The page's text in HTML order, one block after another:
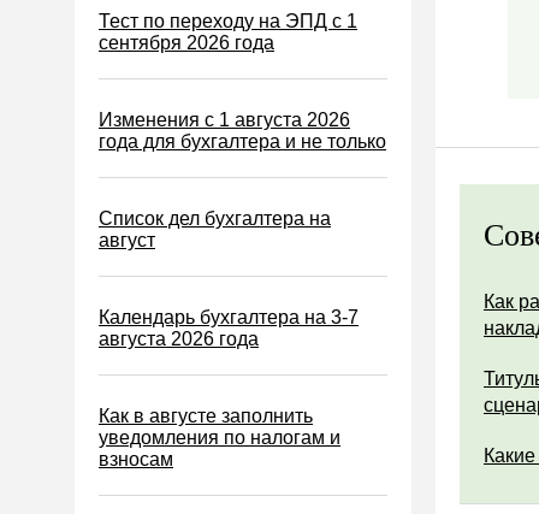
Налог на рекламу
Торговый сбор
Туристический налог
Водный налог
Экологический налог
Налог на игорный бизнес
Акцизы
Возврат и зачет налогов
Налоговые проверки
Тест по переходу на ЭПД с 1
сентября 2026 года
Изменения с 1 августа 2026
года для бухгалтера и не только
Список дел бухгалтера на
август
Календарь бухгалтера на 3-7
августа 2026 года
Как в августе заполнить
уведомления по налогам и
взносам
Как